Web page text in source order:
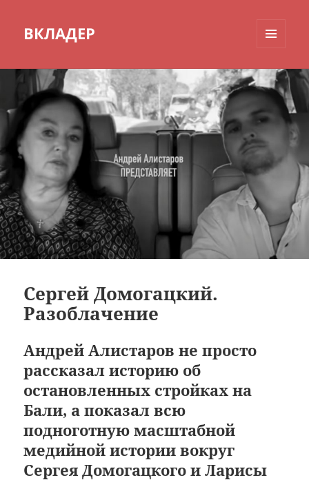
ВКЛАДЕР
ВИДЖЕТЫ
Сергей Домогацкий.
Разоблачение
Андрей Алистаров не просто
рассказал историю об
остановленных стройках на
Бали, а показал всю
подноготную масштабной
медийной истории вокруг
Сергея Домогацкого и Ларисы